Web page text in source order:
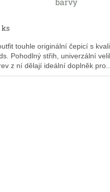
touhle originální čepicí s
Pohodlný střih, univerzální
z ní dělají ideální doplněk